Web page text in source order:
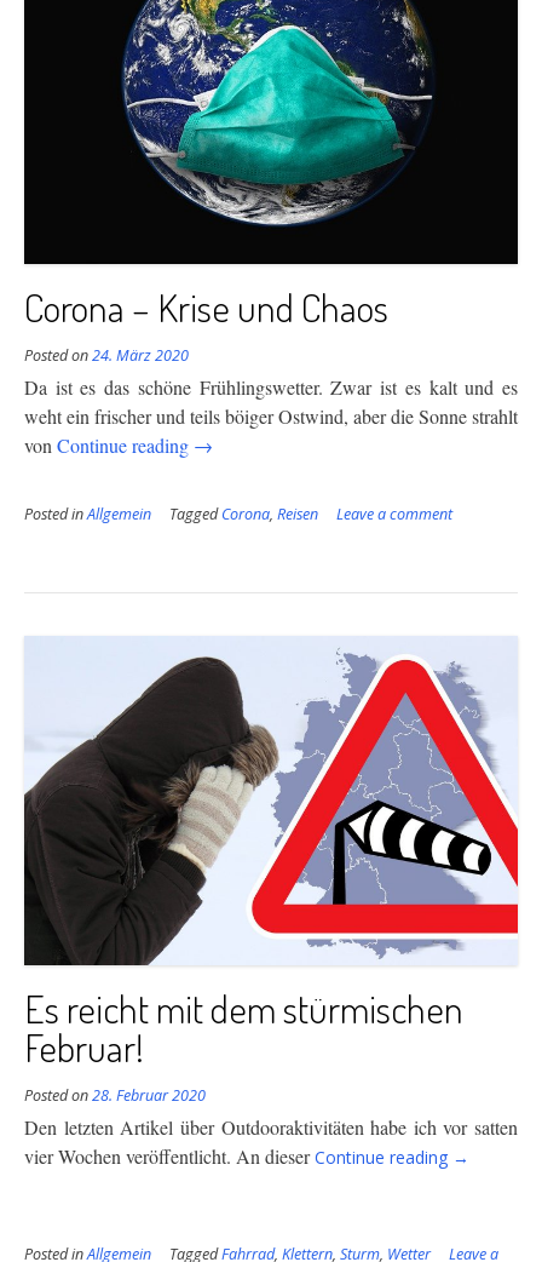
Corona – Krise und Chaos
Posted on24. März 2020
Da ist es das schöne Frühlingswetter. Zwar ist es kalt und es
weht ein frischer und teils böiger Ostwind, aber die Sonne strahlt
von Continue reading “Corona
Krise
und
→
Posted inAllgemein TaggedCorona, Reisen Leave a comment
Es reicht mit dem stürmischen
Februar!
Posted on28. Februar 2020
Den letzten Artikel über Outdooraktivitäten habe ich vor satten
vier Wochen veröffentlicht. An dieser Continue reading
“Es
→
Posted inAllgemein TaggedFahrrad, Klettern, Sturm, Wetter
Leave a